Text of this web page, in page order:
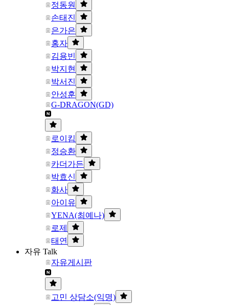
정동원
손태진
은가은
홍자
김용빈
박지현
박서진
안성훈
G-DRAGON(GD)
로이킴
정승환
카더가든
박효신
화사
아이유
YENA(최예나)
로제
태연
자유 Talk
자유게시판
고민 상담소(익명)